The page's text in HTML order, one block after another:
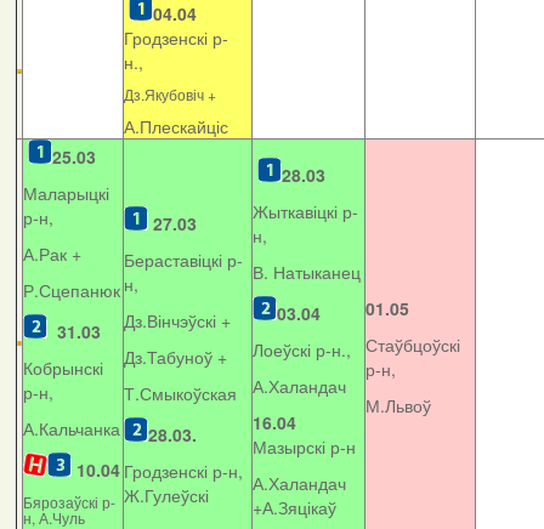
04.04
Гродзенскі р-
н.,
Дз.Якубовіч +
А.Плескайціс
25.03
Маларыцкі
р-н,
А.Рак +
Р.Сцепанюк
31.03
Кобрынскі
р-н,
А.Кальчанка
10.04
Бярозаўскі р-
н, А.Чуль
27.03
Бераставіцкі р-
н,
Дз.Вінчэўскі +
Дз.Табуноў +
Т.Смыкоўская
28.03.
Гродзенскі р-н,
Ж.Гулеўскі
28.03
Жыткавіцкі р-
н,
В. Натыканец
03.04
Лоеўскі р-н.,
А.Халандач
16.04
Мазырскі р-н
А.Халандач
+А.Зяцікаў
01.05
Стаўбцоўскі
р-н,
М.Львоў